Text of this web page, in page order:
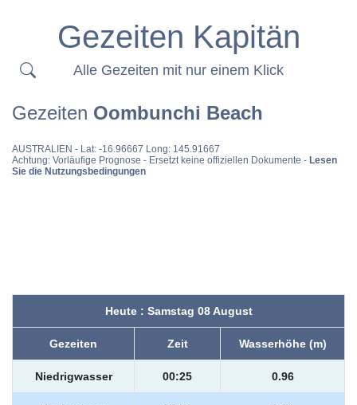
Gezeiten Kapitän
Alle Gezeiten mit nur einem Klick
Gezeiten Oombunchi Beach
AUSTRALIEN - Lat: -16.96667 Long: 145.91667
Achtung: Vorläufige Prognose - Ersetzt keine offiziellen Dokumente - Lesen
Sie die Nutzungsbedingungen
Heute : Samstag 08 August
Gezeiten Zeit Wasserhöhe (m)
Niedrigwasser 00:25 0.96